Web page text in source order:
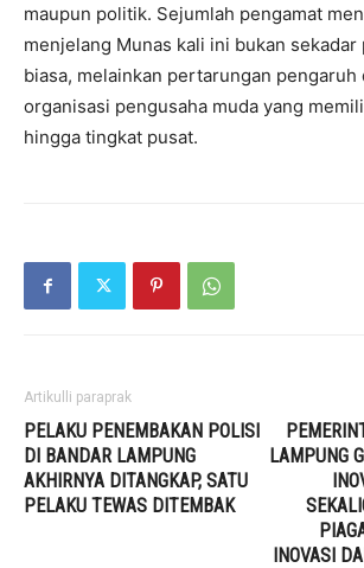
maupun politik. Sejumlah pengamat
menjelang Munas kali ini bukan sekadar
biasa, melainkan pertarungan pengaruh
organisasi pengusaha muda yang
hingga tingkat pusat.
Artikulli paraprak
PELAKU PENEMBAKAN POLISI
DI BANDAR LAMPUNG
AKHIRNYA DITANGKAP, SATU
PELAKU TEWAS DITEMBAK
LAMPUNG
INOVASI